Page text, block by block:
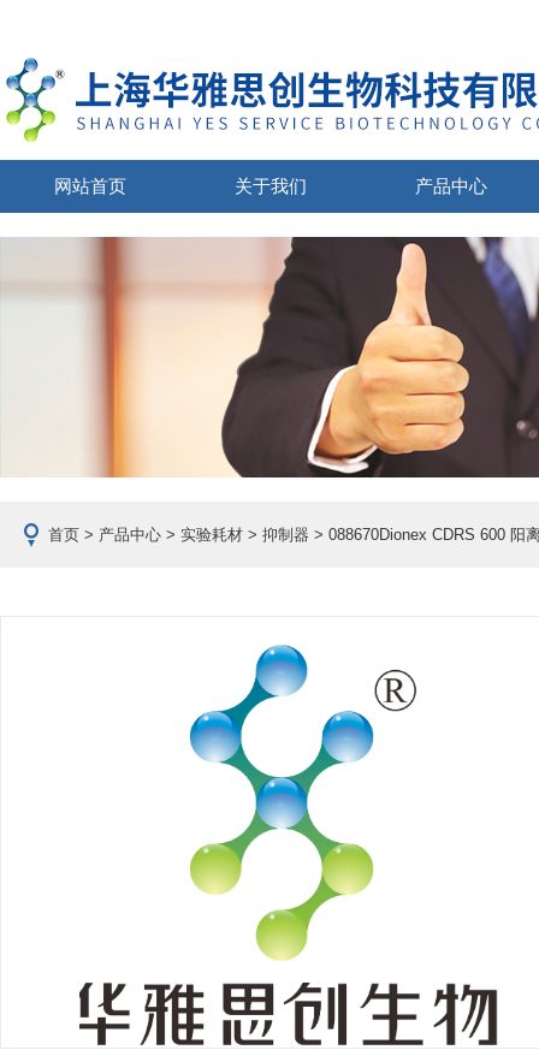
网站首页 关于我们 产品中心
首页 > 产品中心 > 实验耗材 > 抑制器 > 088670Dionex CDRS 600 阳